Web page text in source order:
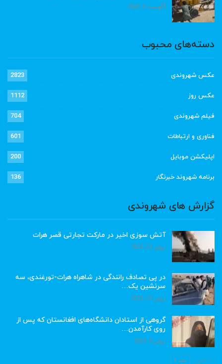
آگوست 8, 2026
دسته‌های محبوب
عکس شهروندی 2823
عکس روز 1112
فیلم شهروندی 704
فناوری و ارتباطات 601
اپلیکشن موبایل 200
برنامه شهروند خبرنگار 136
گزارش های شهروندی
آتش سوزی اخیر در مارکت تجارتی قصر هرات
ژوئن 22, 2023
در پی تصادف رانندگی در شاهراه هرات-تورغندی، سه
سرنشین یک…
ژوئن 15, 2023
گروهی از استادان دانشگاه‌های افغانستان که پس از
روی کارآمدن…
ژوئن 6, 2023
قبلی بعد